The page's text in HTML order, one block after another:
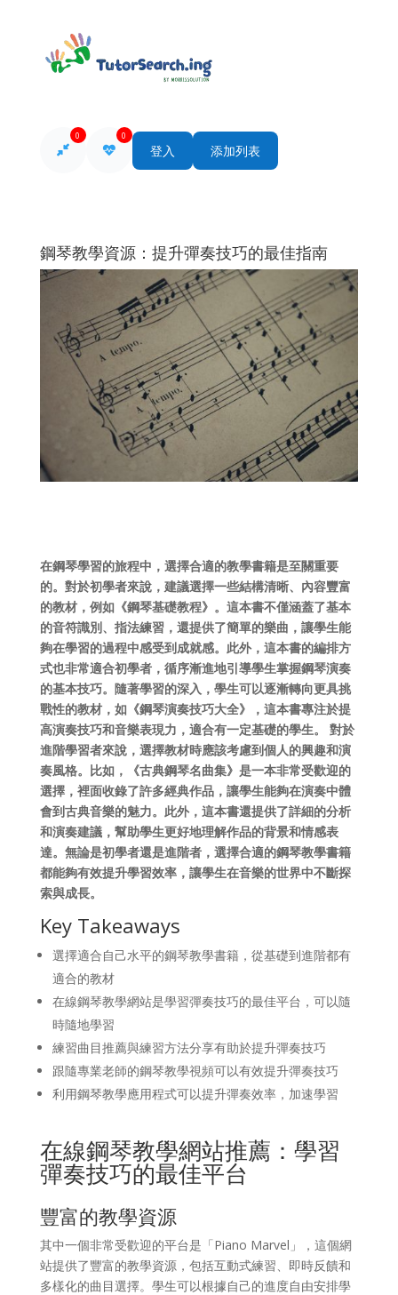
0 0
登入 添加列表
鋼琴教學資源：提升彈奏技巧的最佳指南
在鋼琴學習的旅程中，選擇合適的教學書籍是至關重要
的。對於初學者來說，建議選擇一些結構清晰、內容豐富
的教材，例如《鋼琴基礎教程》。這本書不僅涵蓋了基本
的音符識別、指法練習，還提供了簡單的樂曲，讓學生能
夠在學習的過程中感受到成就感。此外，這本書的編排方
式也非常適合初學者，循序漸進地引導學生掌握鋼琴演奏
的基本技巧。隨著學習的深入，學生可以逐漸轉向更具挑
戰性的教材，如《鋼琴演奏技巧大全》，這本書專注於提
高演奏技巧和音樂表現力，適合有一定基礎的學生。 對於
進階學習者來說，選擇教材時應該考慮到個人的興趣和演
奏風格。比如，《古典鋼琴名曲集》是一本非常受歡迎的
選擇，裡面收錄了許多經典作品，讓學生能夠在演奏中體
會到古典音樂的魅力。此外，這本書還提供了詳細的分析
和演奏建議，幫助學生更好地理解作品的背景和情感表
達。無論是初學者還是進階者，選擇合適的鋼琴教學書籍
都能夠有效提升學習效率，讓學生在音樂的世界中不斷探
索與成長。
Key Takeaways
選擇適合自己水平的鋼琴教學書籍，從基礎到進階都有
適合的教材
在線鋼琴教學網站是學習彈奏技巧的最佳平台，可以隨
時隨地學習
練習曲目推薦與練習方法分享有助於提升彈奏技巧
跟隨專業老師的鋼琴教學視頻可以有效提升彈奏技巧
利用鋼琴教學應用程式可以提升彈奏效率，加速學習
在線鋼琴教學網站推薦：學習
彈奏技巧的最佳平台
豐富的教學資源
其中一個非常受歡迎的平台是「Piano Marvel」，這個網
站提供了豐富的教學資源，包括互動式練習、即時反饋和
多樣化的曲目選擇。學生可以根據自己的進度自由安排學